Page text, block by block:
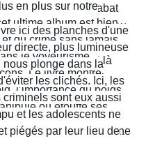
son arme et abat
n’est autre que le neveu
à abattre, Alvaro et
américaine. C’est là
un flic quadragénaire
en plus sur notre
ultime album est bien
du crime sans jamais
le voyeurisme.
Le livre montre
l’importance du poids
ou étouffe ses
ici des planches d'une
directe, plus lumineuse
plonge dans la
seul savait les
visages fatigués
eux toute la détresse
d' Yves H. est d'une
les clichés. Ici, les
sont eux aussi
et les adolescents ne
piégés par leur lieu de